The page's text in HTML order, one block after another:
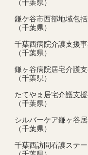
（千葉県）
鎌ケ谷市西部地域包
（千葉県）
千葉西病院介護支援
（千葉県）
鎌ヶ谷病院居宅介護
（千葉県）
たてやま居宅介護支
（千葉県）
シルバーケア鎌ヶ谷
（千葉県）
千葉西訪問看護ステ